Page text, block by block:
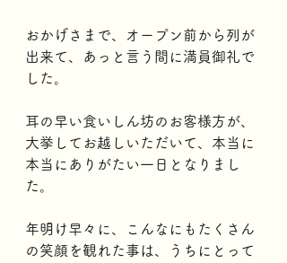
おかげさまで、オープン前から列が
出来て、あっと言う間に満員御礼で
した。
耳の早い食いしん坊のお客様方が、
大挙してお越しいただいて、本当に
本当にありがたい一日となりまし
た。
年明け早々に、こんなにもたくさん
の笑顔を観れた事は、うちにとって